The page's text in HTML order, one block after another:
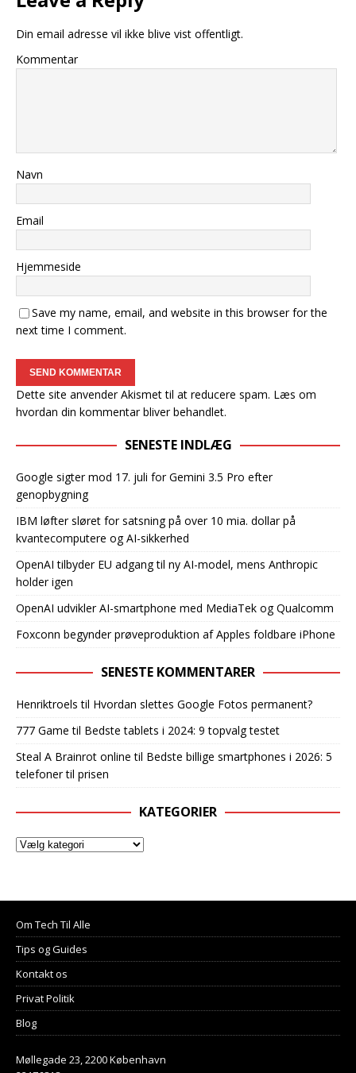
Din email adresse vil ikke blive vist offentligt.
Kommentar
Navn
Email
Hjemmeside
Save my name, email, and website in this browser for the
next time I comment.
Dette site anvender Akismet til at reducere spam. Læs om
hvordan din kommentar bliver behandlet.
SENESTE INDLÆG
Google sigter mod 17. juli for Gemini 3.5 Pro efter
genopbygning
IBM løfter sløret for satsning på over 10 mia. dollar på
kvantecomputere og AI-sikkerhed
OpenAI tilbyder EU adgang til ny AI-model, mens Anthropic
holder igen
OpenAI udvikler AI-smartphone med MediaTek og Qualcomm
Foxconn begynder prøveproduktion af Apples foldbare iPhone
SENESTE KOMMENTARER
Henriktroels til Hvordan slettes Google Fotos permanent?
777 Game til Bedste tablets i 2024: 9 topvalg testet
Steal A Brainrot online til Bedste billige smartphones i 2026: 5
telefoner til prisen
KATEGORIER
Om Tech Til Alle
Tips og Guides
Kontakt os
Privat Politik
Blog
Møllegade 23, 2200 København